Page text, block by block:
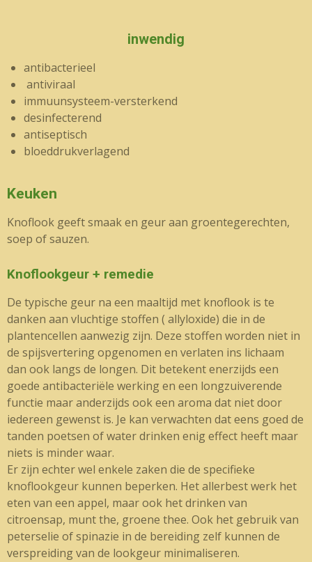
inwendig
antibacterieel
antiviraal
immuunsysteem-versterkend
desinfecterend
antiseptisch
bloeddrukverlagend
Keuken
Knoflook geeft smaak en geur aan groentegerechten,
soep of sauzen.
Knoflookgeur + remedie
De typische geur na een maaltijd met knoflook is te
danken aan vluchtige stoffen ( allyloxide) die in de
plantencellen aanwezig zijn. Deze stoffen worden niet in
de spijsvertering opgenomen en verlaten ins lichaam
dan ook langs de longen. Dit betekent enerzijds een
goede antibacteriële werking en een longzuiverende
functie maar anderzijds ook een aroma dat niet door
iedereen gewenst is. Je kan verwachten dat eens goed de
tanden poetsen of water drinken enig effect heeft maar
niets is minder waar.
Er zijn echter wel enkele zaken die de specifieke
knoflookgeur kunnen beperken. Het allerbest werk het
eten van een appel, maar ook het drinken van
citroensap, munt the, groene thee. Ook het gebruik van
peterselie of spinazie in de bereiding zelf kunnen de
verspreiding van de lookgeur minimaliseren.